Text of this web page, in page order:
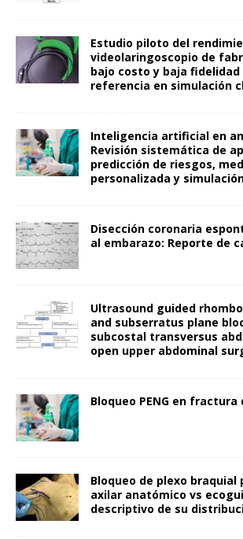
Estudio piloto del
videolaringoscopio de
bajo costo y baja fidelidad
referencia en simulación
Inteligencia artificial en
Revisión sistemática de
predicción de riesgos,
personalizada y
Disección coronaria
al embarazo: Reporte de
Ultrasound guided
and subserratus plane
subcostal transversus
open upper abdominal
Bloqueo PENG en fractura
Bloqueo de plexo braquial
axilar anatómico vs
descriptivo de su